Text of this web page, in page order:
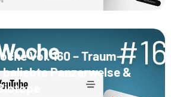
Vol. 160 – Traum-
Panzerwelse &